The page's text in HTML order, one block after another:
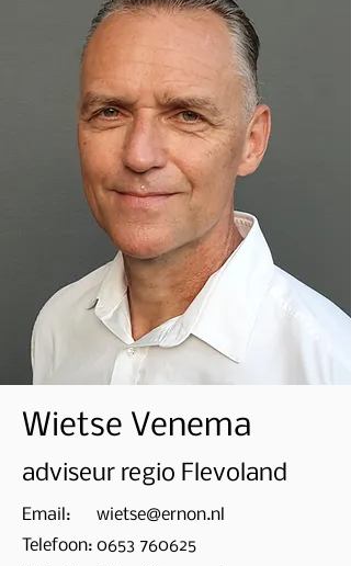
Wietse Venema
adviseur regio Flevoland
Email:
wietse@ernon.nl
Telefoon: 0653 760625